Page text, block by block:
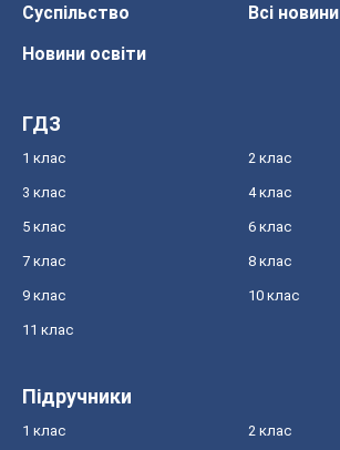
Суспільство
Всі новини
Новини освіти
ГДЗ
1 клас 2 клас
3 клас 4 клас
5 клас 6 клас
7 клас 8 клас
9 клас 10 клас
11 клас
Підручники
1 клас 2 клас